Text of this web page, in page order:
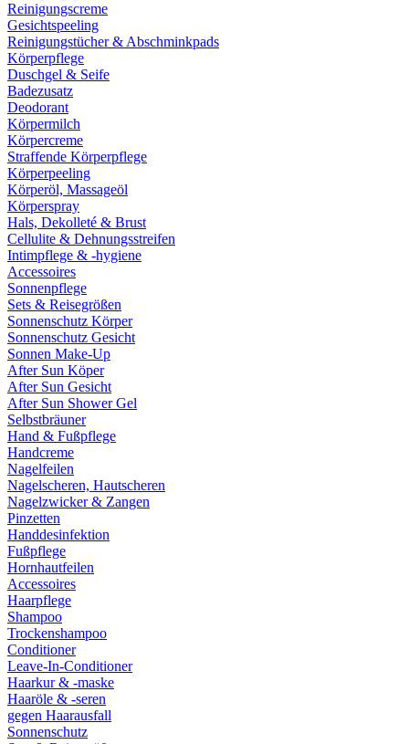
Reinigungscreme
Gesichtspeeling
Reinigungstücher & Abschminkpads
Körperpflege
Duschgel & Seife
Badezusatz
Deodorant
Körpermilch
Körpercreme
Straffende Körperpflege
Körperpeeling
Körperöl, Massageöl
Körperspray
Hals, Dekolleté & Brust
Cellulite & Dehnungsstreifen
Intimpflege & -hygiene
Accessoires
Sonnenpflege
Sets & Reisegrößen
Sonnenschutz Körper
Sonnenschutz Gesicht
Sonnen Make-Up
After Sun Köper
After Sun Gesicht
After Sun Shower Gel
Selbstbräuner
Hand & Fußpflege
Handcreme
Nagelfeilen
Nagelscheren, Hautscheren
Nagelzwicker & Zangen
Pinzetten
Handdesinfektion
Fußpflege
Hornhautfeilen
Accessoires
Haarpflege
Shampoo
Trockenshampoo
Conditioner
Leave-In-Conditioner
Haarkur & -maske
Haaröle & -seren
gegen Haarausfall
Sonnenschutz